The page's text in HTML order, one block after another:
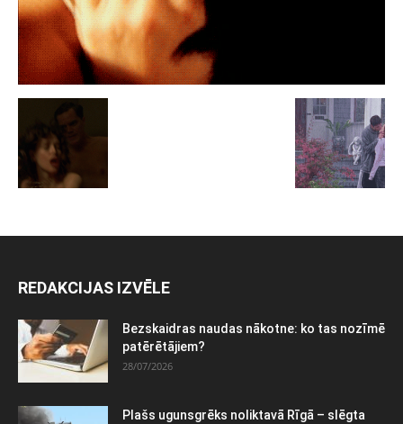
REDAKCIJAS IZVĒLE
Bezskaidras naudas nākotne: ko tas nozīmē
patērētājiem?
28/07/2026
Plašs ugunsgrēks noliktavā Rīgā – slēgta